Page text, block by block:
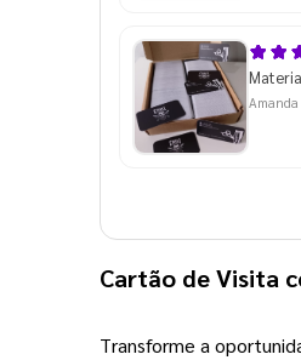
Cartão de Visita
Transforme a